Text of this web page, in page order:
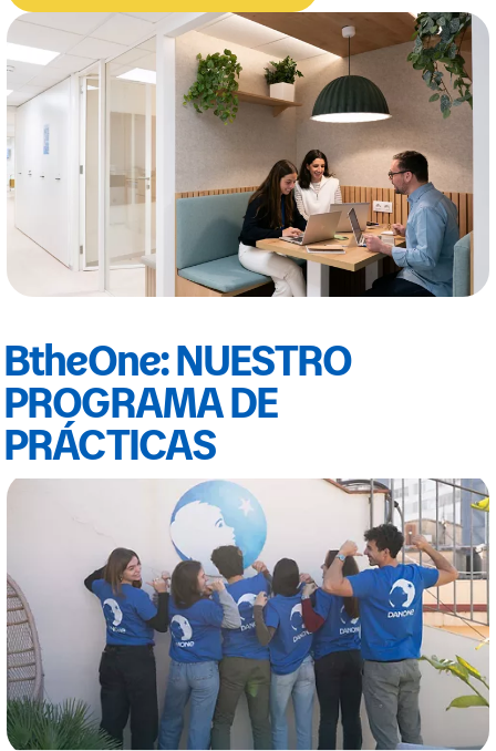
BtheOne: NUESTRO
PROGRAMA DE
PRÁCTICAS